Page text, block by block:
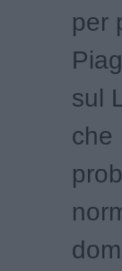
per
sul
che